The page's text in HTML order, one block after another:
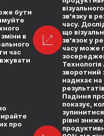
бути
в
час
зв'язку в
часу.
що
зв'язок у
часу може
зворотний
надихає
про
Падіння
показує,
рівні